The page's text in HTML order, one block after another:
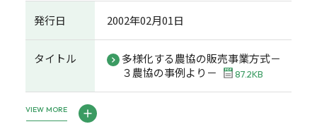
発行日 2002年02月01日
タイトル
多様化する農協の販売事業方式－
３農協の事例より－
87.2KB
VIEW MORE